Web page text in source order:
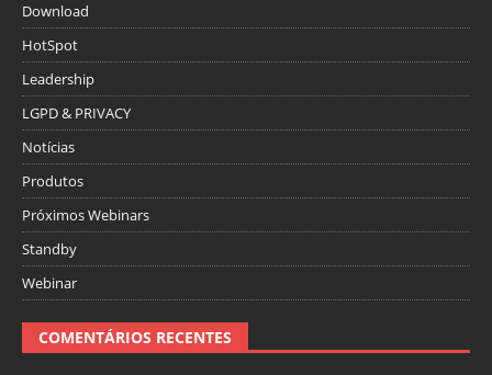
Download
HotSpot
Leadership
LGPD & PRIVACY
Notícias
Produtos
Próximos Webinars
Standby
Webinar
COMENTÁRIOS RECENTES